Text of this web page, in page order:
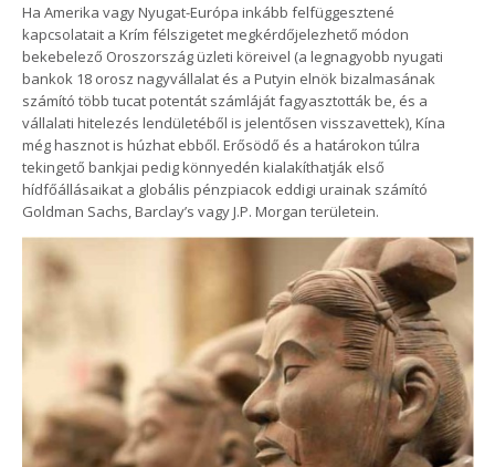
Ha Amerika vagy Nyugat-Európa inkább felfüggesztené
kapcsolatait a Krím félszigetet megkérdőjelezhető módon
bekebelező Oroszország üzleti köreivel (a legnagyobb nyugati
bankok 18 orosz nagyvállalat és a Putyin elnök bizalmasának
számító több tucat potentát számláját fagyasztották be, és a
vállalati hitelezés lendületéből is jelentősen visszavettek), Kína
még hasznot is húzhat ebből. Erősödő és a határokon túlra
tekingető bankjai pedig könnyedén kialakíthatják első
hídfőállásaikat a globális pénzpiacok eddigi urainak számító
Goldman Sachs, Barclay’s vagy J.P. Morgan területein.